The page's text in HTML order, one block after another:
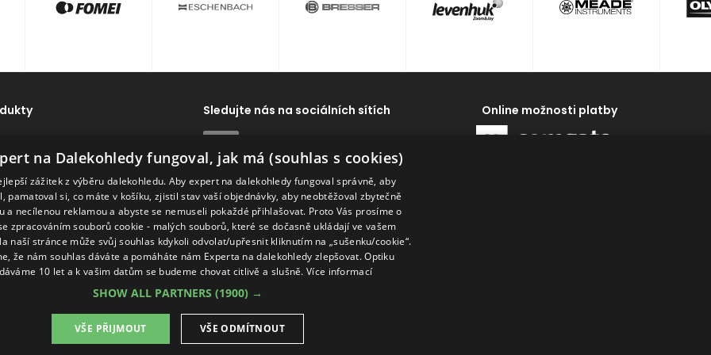
Dálkoměry
Naše značky
Sledujte nás na sociálních sítích Online možnosti platby
na Dalekohledy fungoval, jak má (souhlas s cookies)
zážitek z výběru dalekohledu. Aby expert na dalekohledy fungoval správně, aby
pamatoval si, co máte v košíku, zjistil stav vaší objednávky, aby neobtěžoval zbytečně
a necílenou reklamou a abyste se nemuseli pokaždé přihlašovat. Proto Vás prosíme o
zpracováním souborů cookie - malých souborů, které se dočasně ukládají ve vašem
naší stránce může svůj souhlas kdykoli odvolat/upřesnit kliknutím na „sušenku/cookie“.
že nám souhlas dáváte a pomáháte nám Experta na dalekohledy zlepšovat. Optiku
10 let a k vašim datům se budeme chovat citlivě a slušně.Více informací
SHOW ALL PARTNERS (1900) →
VŠE PŘIJMOUT VŠE ODMÍTNOUT